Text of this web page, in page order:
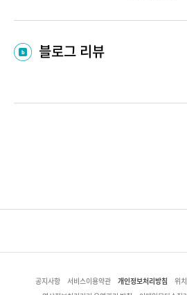
블로그 리뷰
공지사항 서비스이용약관 개인정보처리방침 위